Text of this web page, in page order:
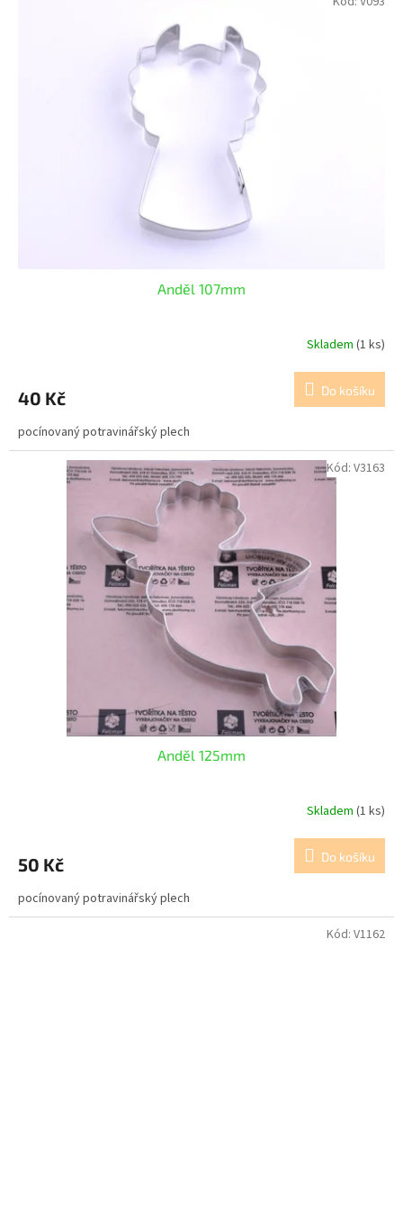
Anděl 107mm
Skladem (1 ks)
40 Kč Do košíku
pocínovaný potravinářský plech
Anděl 125mm
Skladem (1 ks)
50 Kč Do košíku
pocínovaný potravinářský plech
Kód: V3163
Kód: V1162